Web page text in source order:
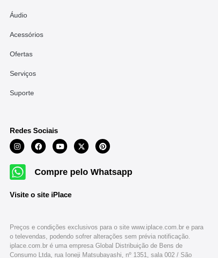
Áudio
Acessórios
Ofertas
Serviços
Suporte
Redes Sociais
Compre pelo Whatsapp
Visite o site iPlace
Preços e condições exclusivos para o site www.iplace.com.br e para
o televendas, podendo sofrer alterações sem prévia notificação.
iplace.com.br é uma empresa Global Distribuição de Bens de
Consumo Ltda, rua Ioneji Matsubayashi, nº 1351, sala 002 / São